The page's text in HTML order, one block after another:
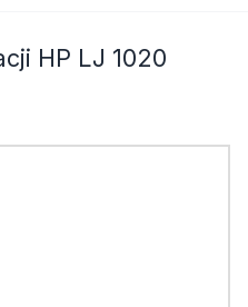
HP LJ 1020